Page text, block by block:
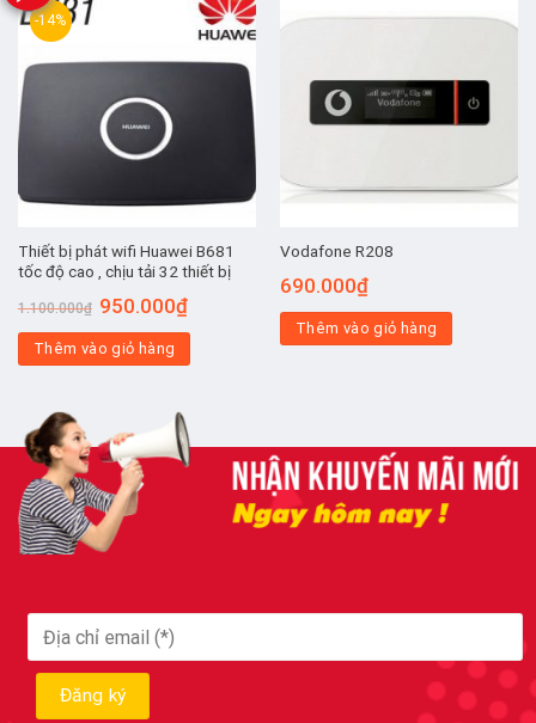
-14%
Thiết bị phát wifi Huawei B681
tốc độ cao , chịu tải 32 thiết bị
1.100.000₫ Giá
gốc
là:
1.100.000₫.
950.000₫Giá
tại
950.000₫.
Thêm vào giỏ hàng
Vodafone R208
690.000₫
Thêm vào giỏ hàng